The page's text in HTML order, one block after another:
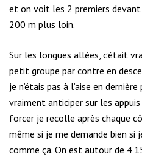
et on voit les 2 premiers
200 m plus loin.
Sur les longues allées, c’était
petit groupe par contre en
je n’étais pas à l’aise en
vraiment anticiper sur les
forcer je recolle après chaque
même si je me demande bien si
comme ça. On est autour de